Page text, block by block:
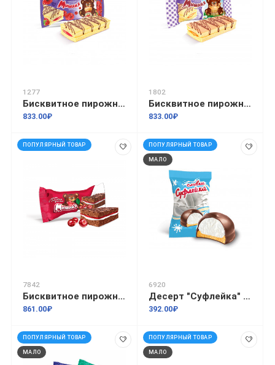
1277
Бисквитное пирожное "Мишаня" с малиновым вареньем 1,75кг
833.00₽
1802
Бисквитное пирожное "Мишаня" со сгущенным молоком 1,75кг
833.00₽
ПОПУЛЯРНЫЙ ТОВАР
7842
Бисквитное пирожное "Мишаня" со сливками и вишневым джемом 1,75кг
861.00₽
ПОПУЛЯРНЫЙ ТОВАР
МАЛО
6920
Десерт "Суфлейка" сливки 1 кг
392.00₽
ПОПУЛЯРНЫЙ ТОВАР
МАЛО
ПОПУЛЯРНЫЙ ТОВАР
МАЛО